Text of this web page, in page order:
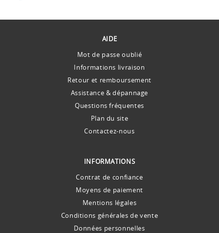
AIDE
Mot de passe oublié
Informations livraison
Retour et remboursement
Assistance & dépannage
Questions fréquentes
Plan du site
Contactez-nous
INFORMATIONS
Contrat de confiance
Moyens de paiement
Mentions légales
Conditions générales de vente
Données personnelles